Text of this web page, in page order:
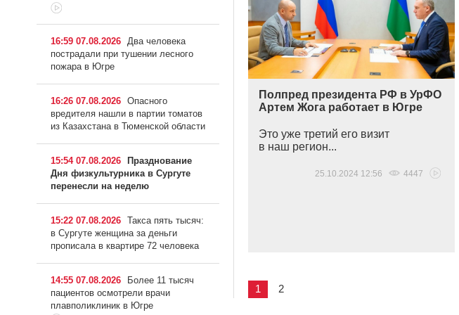
Полпред президента РФ в УрФО
Артем Жога работает в Югре
Это уже третий его визит
в наш регион...
25.10.2024 12:56 4447
1 2
16:59 07.08.2026 Два человека
пострадали при тушении лесного
пожара в Югре
16:26 07.08.2026 Опасного
вредителя нашли в партии томатов
из Казахстана в Тюменской области
15:54 07.08.2026
Празднование
Дня физкультурника в Сургуте
перенесли на неделю
15:22 07.08.2026 Такса пять тысяч:
в Сургуте женщина за деньги
прописала в квартире 72 человека
14:55 07.08.2026
Более 11 тысяч
пациентов осмотрели врачи
плавполиклиник в Югре